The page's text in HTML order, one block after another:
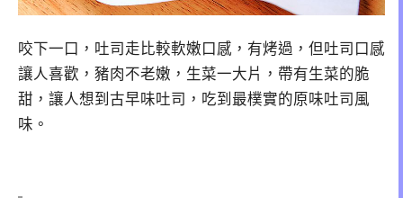
咬下一口，吐司走比較軟嫩口感，有烤過，但吐司口感
讓人喜歡，豬肉不老嫩，生菜一大片，帶有生菜的脆
甜，讓人想到古早味吐司，吃到最樸實的原味吐司風
味。